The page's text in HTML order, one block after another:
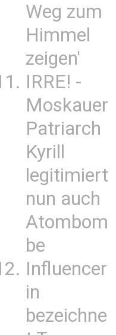
Weg zum
Himmel
zeigen'
IRRE! -
Moskauer
Patriarch
Kyrill
legitimiert
nun auch
Atombom
be
Influencer
in
bezeichne